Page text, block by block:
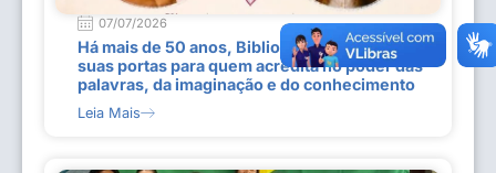
07/07/2026
Há mais de 50 anos, Biblioteca Tiradentes abre
suas portas para quem acredita no poder das
palavras, da imaginação e do conhecimento
Leia Mais